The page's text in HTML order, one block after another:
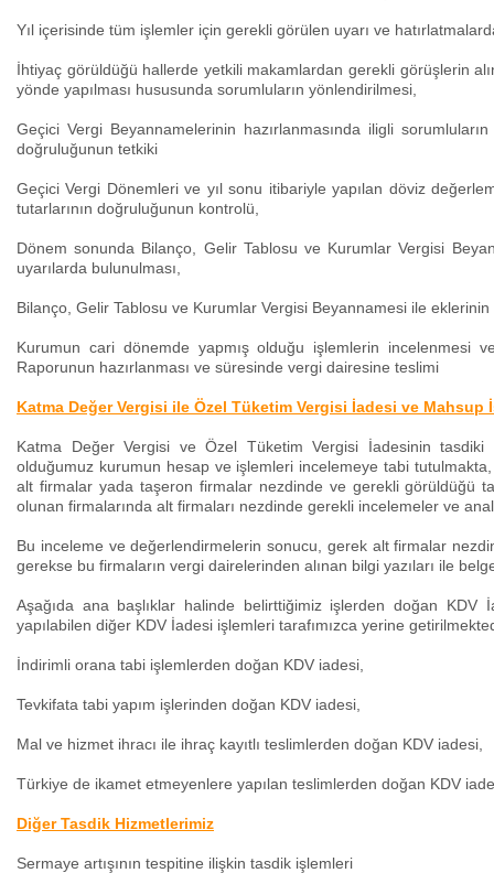
Yıl içerisinde tüm işlemler için gerekli görülen uyarı ve
İhtiyaç görüldüğü hallerde yetkili makamlardan gerekli
yönde yapılması hususunda sorumluların yönlendirilmesi,
Geçici Vergi Beyannamelerinin hazırlanmasında iligli
doğruluğunun tetkiki
Geçici Vergi Dönemleri ve yıl sonu itibariyle yapılan döviz
tutarlarının doğruluğunun kontrolü,
Dönem sonunda Bilanço, Gelir Tablosu ve Kurumlar Vergisi
uyarılarda bulunulması,
Bilanço, Gelir Tablosu ve Kurumlar Vergisi Beyannamesi ile
Kurumun cari dönemde yapmış olduğu işlemlerin incelenmesi
Raporunun hazırlanması ve süresinde vergi dairesine teslimi
Katma Değer Vergisi ile Özel Tüketim Vergisi İadesi ve Mahsup
Katma Değer Vergisi ve Özel Tüketim Vergisi İadesinin tasdiki
olduğumuz kurumun hesap ve işlemleri incelemeye tabi tutulmakta,
alt firmalar yada taşeron firmalar nezdinde ve gerekli görüldüğü
olunan firmalarında alt firmaları nezdinde gerekli incelemeler ve
Bu inceleme ve değerlendirmelerin sonucu, gerek alt firmalar
gerekse bu firmaların vergi dairelerinden alınan bilgi yazıları ile
Aşağıda ana başlıklar halinde belirttiğimiz işlerden doğan KDV
yapılabilen diğer KDV İadesi işlemleri tarafımızca yerine
İndirimli orana tabi işlemlerden doğan KDV iadesi,
Tevkifata tabi yapım işlerinden doğan KDV iadesi,
Mal ve hizmet ihracı ile ihraç kayıtlı teslimlerden doğan KDV iadesi,
Türkiye de ikamet etmeyenlere yapılan teslimlerden doğan KDV
Diğer Tasdik Hizmetlerimiz
Sermaye artışının tespitine ilişkin tasdik işlemleri